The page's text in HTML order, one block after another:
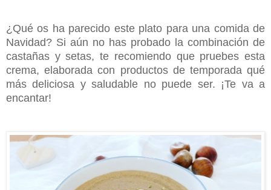
¿Qué os ha parecido este plato para una comida de
Navidad? Si aún no has probado la combinación de
castañas y setas, te recomiendo que pruebes esta
crema, elaborada con productos de temporada qué
más deliciosa y saludable no puede ser. ¡Te va a
encantar!